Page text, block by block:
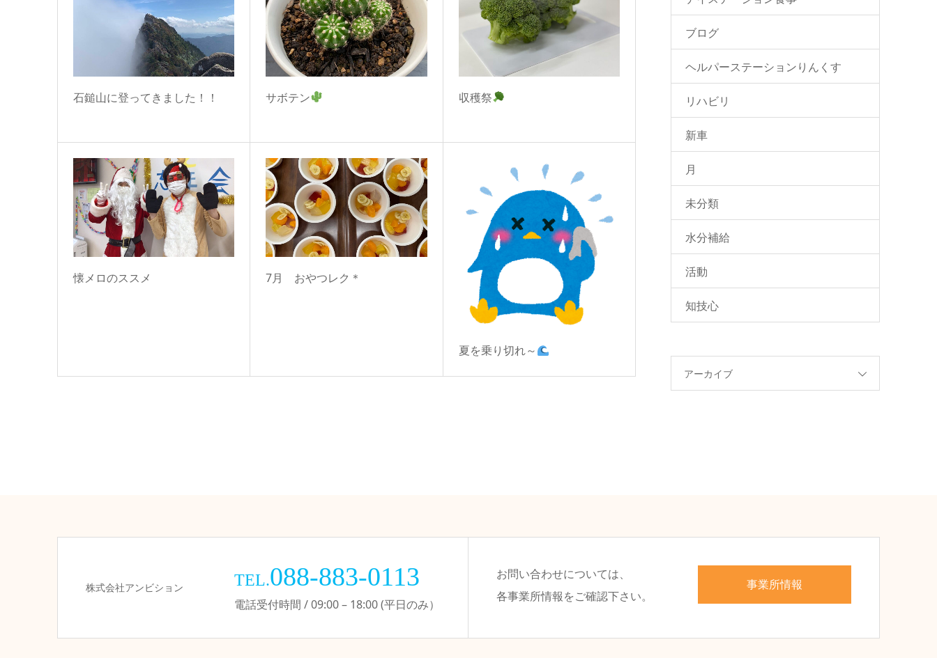
石鎚山に登ってきました！！ サボテン 収穫祭
懐メロのススメ 7月 おやつレク＊
夏を乗り切れ～
ブログ
ヘルパーステーションりんくす
リハビリ
新車
月
未分類
水分補給
活動
知技心
アーカイブ
株式会社アンビション TEL.088-883-0113
電話受付時間 / 09:00 – 18:00 (平日のみ）
お問い合わせについては、
各事業所情報をご確認下さい。
事業所情報